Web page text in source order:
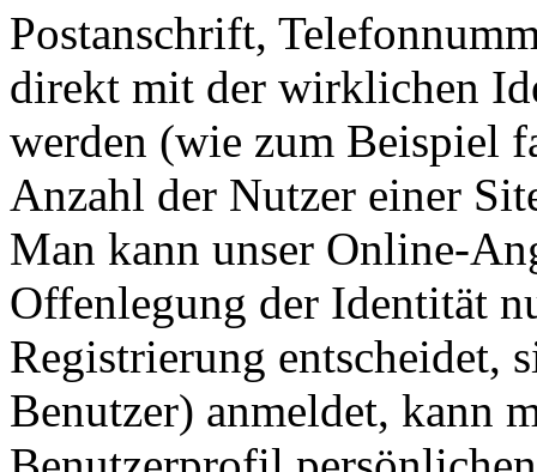
Postanschrift,
direkt mit der wirklichen
werden (wie zum Beispiel
Anzahl der Nutzer einer
Man kann unser Online-
Offenlegung der Identität
Registrierung entscheidet,
Benutzer) anmeldet, kann